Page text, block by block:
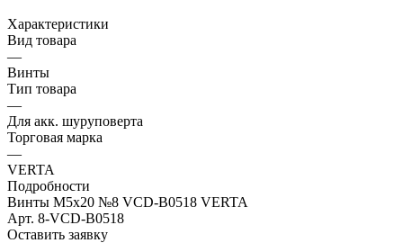
Характеристики
Вид товара
—
Винты
Тип товара
—
Для акк. шуруповерта
Торговая марка
—
VERTA
Подробности
Винты M5х20 №8 VCD-B0518 VERTA
Арт. 8-VCD-B0518
Оставить заявку